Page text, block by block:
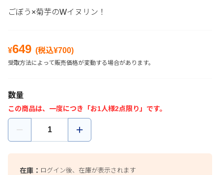
ごぼう×菊芋のWイヌリン！
¥649 (税込¥700)
受取方法によって販売価格が変動する場合があります。
数量
この商品は、一度につき「お1人様2点限り」です。
在庫： ログイン後、在庫が表示されます